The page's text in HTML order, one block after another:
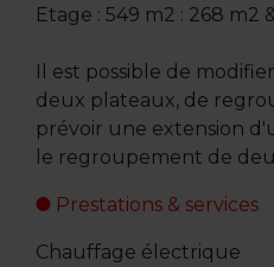
Etage : 549 m2 : 268 m2
Il est possible de
deux plateaux, de
prévoir une extension
le regroupement de
Prestations & services
Chauffage électrique